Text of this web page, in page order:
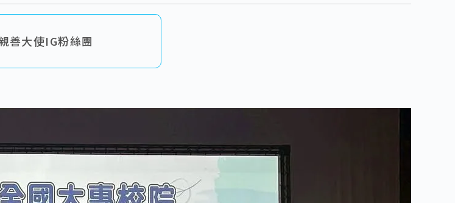
善大使IG粉絲團